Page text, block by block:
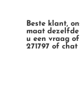
Beste klant,
maat
u een vraag of
271797 of chat